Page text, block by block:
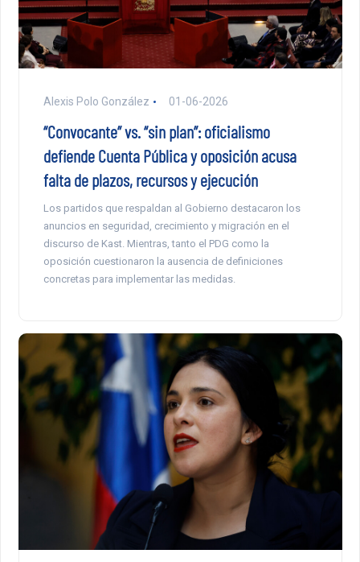
Alexis Polo González 01-06-2026
“Convocante” vs. “sin plan”: oficialismo
defiende Cuenta Pública y oposición acusa
falta de plazos, recursos y ejecución
Los partidos que respaldan al Gobierno destacaron los
anuncios en seguridad, crecimiento y migración en el
discurso de Kast. Mientras, tanto el PDG como la
oposición cuestionaron la ausencia de definiciones
concretas para implementar las medidas.